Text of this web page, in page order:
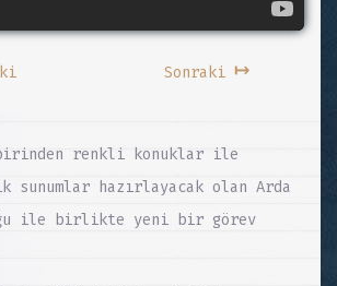
Sonraki ↦
renkli konuklar ile
hazırlayacak olan Arda
ile birlikte yeni bir görev